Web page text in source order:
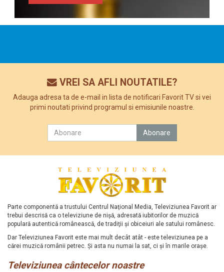
VREI SA AFLI NOUTATILE?
Adauga adresa ta de e-mail in lista de notificari Favorit TV si vei
primi noutati privind programul si emisiunile noastre.
Parte componentă a trustului Centrul Naţional Media, Televiziunea Favorit ar
trebui descrisă ca o televiziune de nişă, adresată iubitorilor de muzică
populară autentică românească, de tradiţii şi obiceiuri ale satului românesc.
Dar Televiziunea Favorit este mai mult decât atât - este televiziunea pe a
cărei muzică românii petrec. Şi asta nu numai la sat, ci şi în marile oraşe.
Televiziunea cântecelor noastre